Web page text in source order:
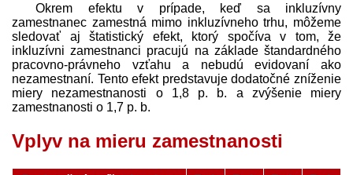
Okrem efektu v prípade, keď sa inkluzívny
zamestnanec zamestná mimo inkluzívneho trhu, môžeme
sledovať aj štatistický efekt, ktorý spočíva v tom, že
inkluzívni zamestnanci pracujú na základe štandardného
pracovno-právneho vzťahu a nebudú evidovaní ako
nezamestnaní. Tento efekt pred­stavuje dodatočné zníženie
miery nezamestnanosti o 1,8 p. b. a zvýšenie miery
zamestnanosti o 1,7 p. b.
Vplyv na mieru zamestnanosti